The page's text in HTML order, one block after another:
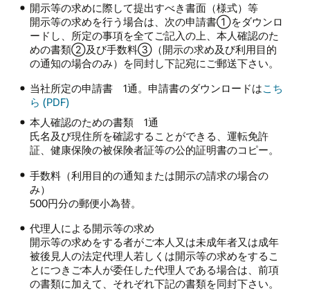
開示等の求めに際して提出すべき書面（様式）等
開示等の求めを行う場合は、次の申請書①をダウンロ
ードし、所定の事項を全てご記入の上、本人確認のた
めの書類②及び手数料③（開示の求め及び利用目的
の通知の場合のみ）を同封し下記宛にご郵送下さい。
当社所定の申請書 1通。申請書のダウンロードはこち
ら (PDF)
本人確認のための書類 1通
氏名及び現住所を確認することができる、運転免許
証、健康保険の被保険者証等の公的証明書のコピー。
手数料（利用目的の通知または開示の請求の場合の
み）
500円分の郵便小為替。
代理人による開示等の求め
開示等の求めをする者がご本人又は未成年者又は成年
被後見人の法定代理人若しくは開示等の求めをするこ
とにつきご本人が委任した代理人である場合は、前項
の書類に加えて、それぞれ下記の書類を同封下さい。